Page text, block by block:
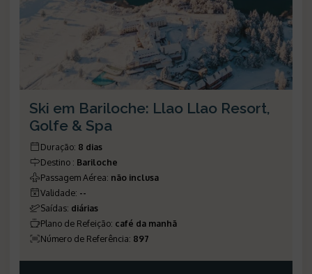
Ski em Bariloche: Llao Llao Resort,
Golfe & Spa
Duração: 8 dias
Destino : Bariloche
Passagem Aérea: não inclusa
Validade: --
Saídas: diárias
Plano de Refeição: café da manhã
Número de Referência: 897